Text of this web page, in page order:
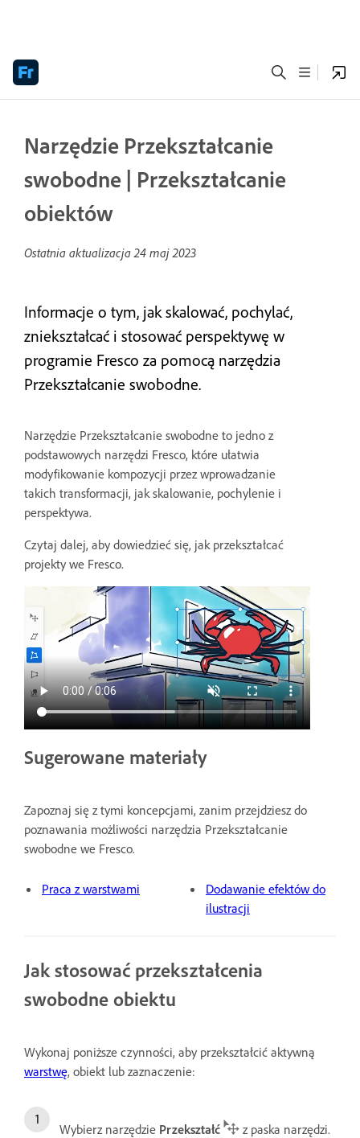
Narzędzie Przekształcanie
swobodne | Przekształcanie
obiektów
Ostatnia aktualizacja24 maj 2023
Informacje o tym, jak skalować, pochylać,
zniekształcać i stosować perspektywę w
programie Fresco za pomocą narzędzia
Przekształcanie swobodne.
Narzędzie Przekształcanie swobodne to jedno z
podstawowych narzędzi Fresco, które ułatwia
modyfikowanie kompozycji przez wprowadzanie
takich transformacji, jak skalowanie, pochylenie i
perspektywa.
Czytaj dalej, aby dowiedzieć się, jak przekształcać
projekty we Fresco.
Sugerowane materiały
Zapoznaj się z tymi koncepcjami, zanim przejdziesz do
poznawania możliwości narzędzia Przekształcanie
swobodne we Fresco.
Praca z warstwami
Dodawanie efektów do
ilustracji
Jak stosować przekształcenia
swobodne obiektu
Wykonaj poniższe czynności, aby przekształcić aktywną
warstwę, obiekt lub zaznaczenie:
Wybierz narzędzie Przekształć z paska narzędzi.